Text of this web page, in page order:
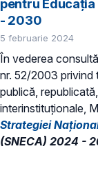
pentru
- 2030
5 februarie 2024
În vederea
nr. 52/2003 privind
publică,
interinstituționale,
Strategiei
(SNECA) 2024 -